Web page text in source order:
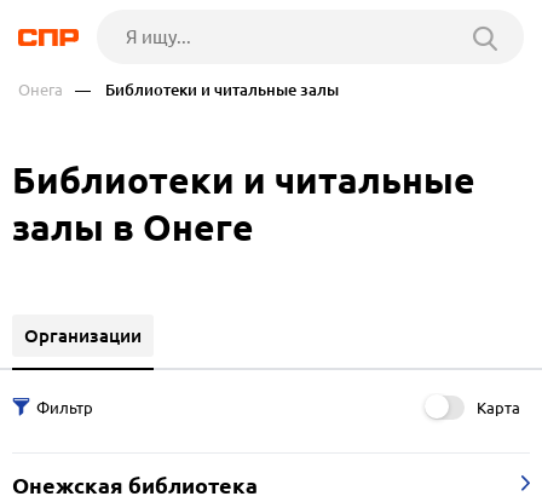
Онега — Библиотеки и читальные залы
Библиотеки и читальные
залы в Онеге
Организации
Карта
Онежская библиотека